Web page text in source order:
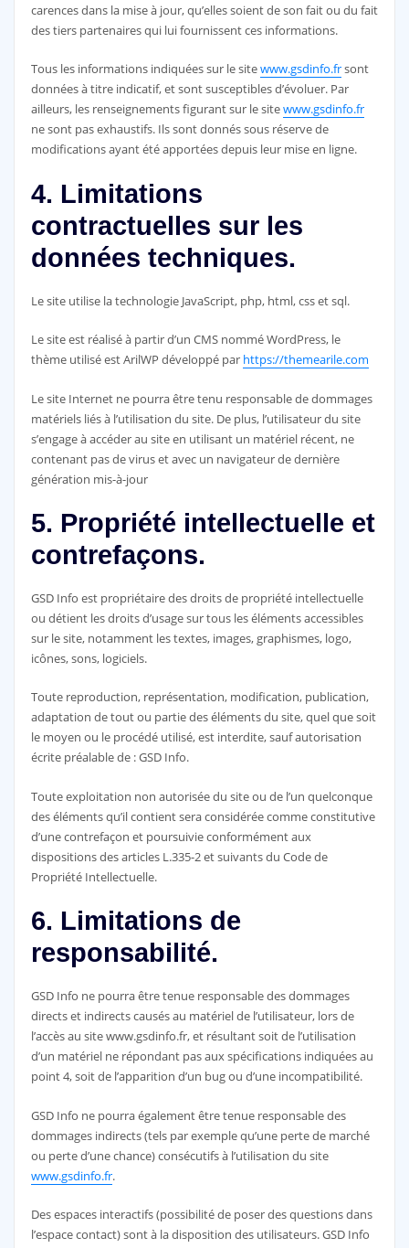
carences dans la mise à jour, qu’elles soient de son fait ou du fait
des tiers partenaires qui lui fournissent ces informations.
Tous les informations indiquées sur le sitewww.gsdinfo.frsont
données à titre indicatif, et sont susceptibles d’évoluer. Par
ailleurs, les renseignements figurant sur le sitewww.gsdinfo.fr
ne sont pas exhaustifs. Ils sont donnés sous réserve de
modifications ayant été apportées depuis leur mise en ligne.
4. Limitations
contractuelles sur les
données techniques.
Le site utilise la technologie JavaScript, php, html, css et sql.
Le site est réalisé à partir d’un CMS nommé WordPress, le
thème utilisé est ArilWP développé par https://themearile.com
Le site Internet ne pourra être tenu responsable de dommages
matériels liés à l’utilisation du site. De plus, l’utilisateur du site
s’engage à accéder au site en utilisant un matériel récent, ne
contenant pas de virus et avec un navigateur de dernière
génération mis-à-jour
5. Propriété intellectuelle et
contrefaçons.
GSD Info est propriétaire des droits de propriété intellectuelle
ou détient les droits d’usage sur tous les éléments accessibles
sur le site, notamment les textes, images, graphismes, logo,
icônes, sons, logiciels.
Toute reproduction, représentation, modification, publication,
adaptation de tout ou partie des éléments du site, quel que soit
le moyen ou le procédé utilisé, est interdite, sauf autorisation
écrite préalable de : GSD Info.
Toute exploitation non autorisée du site ou de l’un quelconque
des éléments qu’il contient sera considérée comme constitutive
d’une contrefaçon et poursuivie conformément aux
dispositions des articles L.335-2 et suivants du Code de
Propriété Intellectuelle.
6. Limitations de
responsabilité.
GSD Info ne pourra être tenue responsable des dommages
directs et indirects causés au matériel de l’utilisateur, lors de
l’accès au site www.gsdinfo.fr, et résultant soit de l’utilisation
d’un matériel ne répondant pas aux spécifications indiquées au
point 4, soit de l’apparition d’un bug ou d’une incompatibilité.
GSD Info ne pourra également être tenue responsable des
dommages indirects (tels par exemple qu’une perte de marché
ou perte d’une chance) consécutifs à l’utilisation du site
www.gsdinfo.fr.
Des espaces interactifs (possibilité de poser des questions dans
l’espace contact) sont à la disposition des utilisateurs. GSD Info